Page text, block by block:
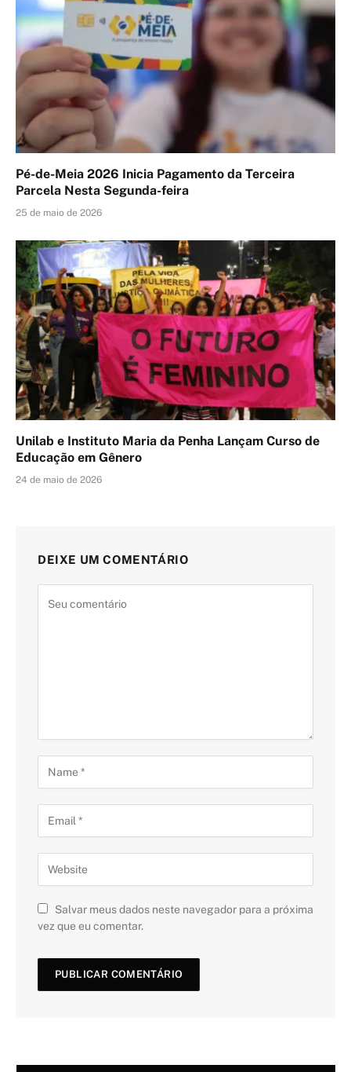
Pé-de-Meia 2026 Inicia Pagamento da Terceira
Parcela Nesta Segunda-feira
25 de maio de 2026
Unilab e Instituto Maria da Penha Lançam Curso de
Educação em Gênero
24 de maio de 2026
DEIXE UM COMENTÁRIO
Salvar meus dados neste navegador para a próxima
vez que eu comentar.